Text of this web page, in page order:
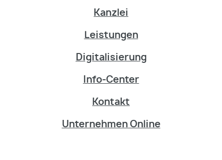
Kanzlei
Leistungen
Digitalisierung
Info-Center
Kontakt
Unternehmen Online